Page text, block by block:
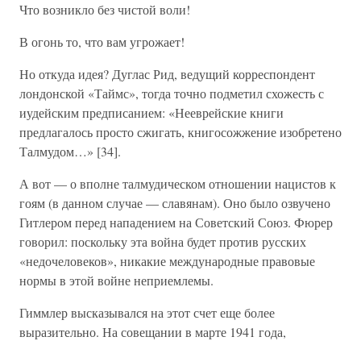
Что возникло без чистой воли!
В огонь то, что вам угрожает!
Но откуда идея? Дуглас Рид, ведущий корреспондент
лондонской «Таймс», тогда точно подметил схожесть с
иудейским предписанием: «Нееврейские книги
предлагалось просто сжигать, книгосожжение изобретено
Талмудом…» [34].
А вот — о вполне талмудическом отношении нацистов к
гоям (в данном случае — славянам). Оно было озвучено
Гитлером перед нападением на Советский Союз. Фюрер
говорил: поскольку эта война будет против русских
«недочеловеков», никакие международные правовые
нормы в этой войне неприемлемы.
Гиммлер высказывался на этот счет еще более
выразительно. На совещании в марте 1941 года,